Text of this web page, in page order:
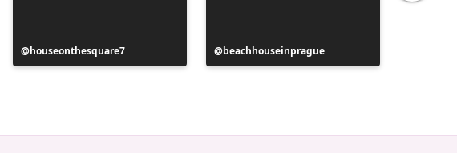
Publicación
realizada
houseonthesquare7
Publicación
realizada
beachhouseinprague